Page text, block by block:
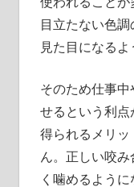
目立たない色
見た目になるよ
そのため仕事
せるという利
得られるメリ
ん。正しい咬
く噛めるよう